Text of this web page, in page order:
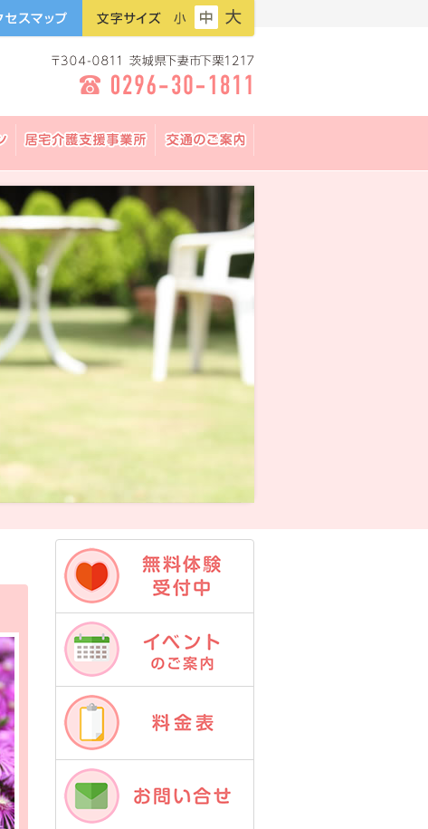
フ
ォ
ン
ト
ズ：
フ
ォ
ン
ト
ズ：
フ
ォ
ン
ト
ズ：
居宅介護支援事業所 交通のご案内
無料体験受付中
イベントのご案内
料金表